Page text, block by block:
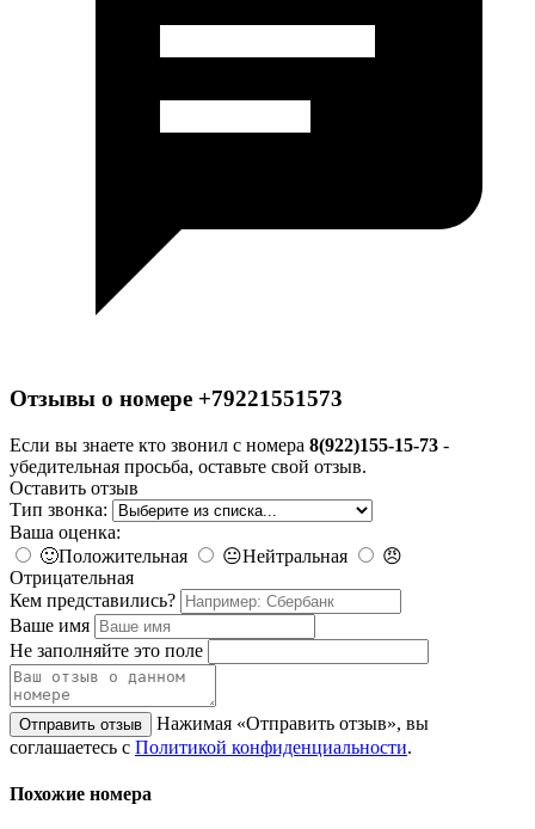
Отзывы о номере +79221551573
Если вы знаете кто звонил с номера 8(922)155-15-73 -
убедительная просьба, оставьте свой отзыв.
Оставить отзыв
Тип звонка:
Ваша оценка:
🙂Положительная 😐Нейтральная
😠
Отрицательная
Кем представились?
Ваше имя
Не заполняйте это поле
Отправить отзыв
Нажимая «Отправить отзыв», вы
соглашаетесь с Политикой конфиденциальности.
Похожие номера